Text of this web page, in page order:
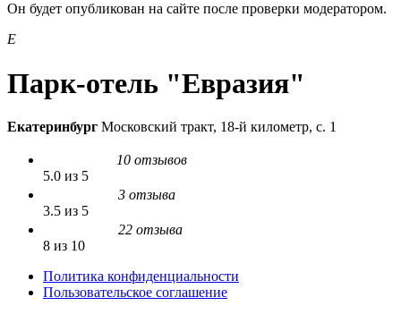
Он будет опубликован на сайте после проверки модератором.
Е
Парк-отель "Евразия"
Екатеринбург Московский тракт, 18-й километр, с. 1
10 отзывов
5.0 из 5
3 отзыва
3.5 из 5
22 отзыва
8 из 10
Политика конфиденциальности
Пользовательское соглашение